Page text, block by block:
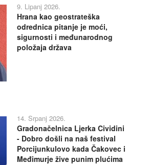
9. Lipanj 2026.
Hrana kao geostrateška
odrednica pitanje je moći,
sigurnosti i međunarodnog
položaja država
14. Srpanj 2026.
Gradonačelnica Ljerka Cividini
- Dobro došli na naš festival
Porcijunkulovo kada Čakovec i
Međimurje žive punim plućima